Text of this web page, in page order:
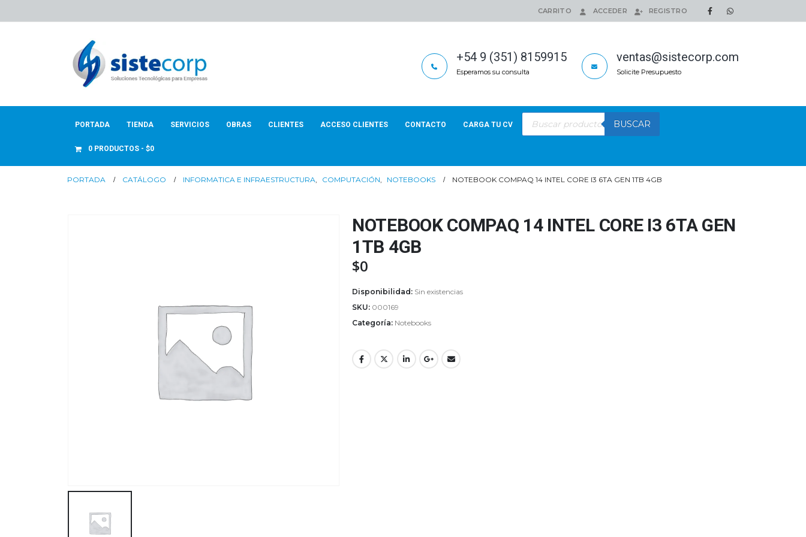
CARRITO ACCEDER REGISTRO
+54 9 (351) 8159915
Esperamos su consulta
ventas@sistecorp.com
Solicite Presupuesto
PORTADA TIENDA SERVICIOS OBRAS CLIENTES ACCESO CLIENTES CONTACTO CARGA TU CV
Búsqueda
productos
BUSCAR
0 PRODUCTOS $0
PORTADA CATÁLOGO INFORMATICA E INFRAESTRUCTURA, COMPUTACIÓN, NOTEBOOKS NOTEBOOK COMPAQ 14 INTEL CORE I3 6TA GEN 1TB 4GB
NOTEBOOK COMPAQ 14 INTEL CORE I3 6TA GEN
1TB 4GB
$0
Disponibilidad: Sin existencias
SKU: 000169
Categoría: Notebooks